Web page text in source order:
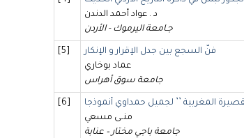
د . عواد أحمد الدندن
جـامعة اليرموك - الأردن
[5]
فنّ السجع بين جدل الإقرار و الإنكار
عماد بوخاري
جامعة سوق أهراس
[6]
المغربية ’’ لجميل حمداوي أنموذجا
منــى مسعي
جامعة باجي مختار – عنابة